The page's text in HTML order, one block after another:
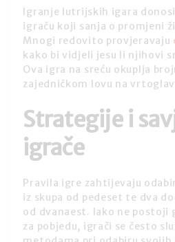
Igranje lutrijskih igara
igraču koji sanja o promjeni
Mnogi redovito provjeravaju
kako bi vidjeli jesu li njihovi
Ova igra na sreću okuplja
zajedničkom lovu na
Strategije i
igrače
Pravila igre zahtijevaju
iz skupa od pedeset te dva
od dvanaest. Iako ne postoji
za pobjedu, igrači se često